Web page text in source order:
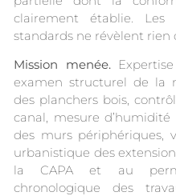
clairement établie. Les
standards ne révèlent rien
Mission menée.
examen structurel de la
des planchers bois,
canal, mesure
des murs périphériques,
urbanistique des
la CAPA et au
chronologique des